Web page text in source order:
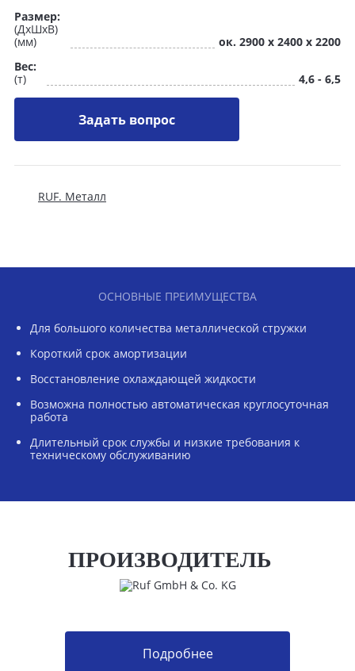
Размер:
(ДхШхВ)
(мм)
ок. 2900 х 2400 х 2200
Вес:
(т)
4,6 - 6,5
Задать вопрос
RUF. Металл
ОСНОВНЫЕ ПРЕИМУЩЕСТВА
Для большого количества металлической стружки
Короткий срок амортизации
Восстановление охлаждающей жидкости
Возможна полностью автоматическая круглосуточная
работа
Длительный срок службы и низкие требования к
техническому обслуживанию
ПРОИЗВОДИТЕЛЬ
Подробнее